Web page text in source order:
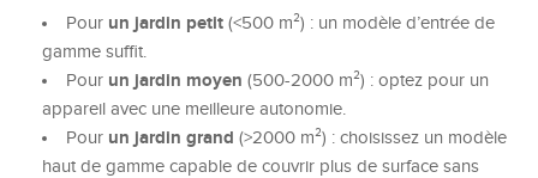
Pour un jardin petit (<500 m²) : un modèle d’entrée de
gamme suffit.
Pour un jardin moyen (500-2000 m²) : optez pour un
appareil avec une meilleure autonomie.
Pour un jardin grand (>2000 m²) : choisissez un modèle
haut de gamme capable de couvrir plus de surface sans